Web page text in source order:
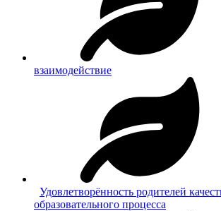
взаимодействие
Удовлетворённость родителей
образовательного процесса